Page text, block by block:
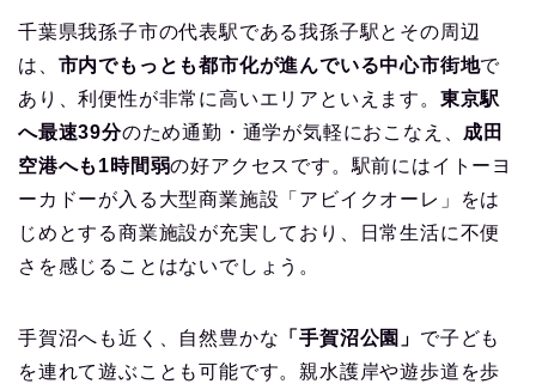
千葉県我孫子市の代表駅である我孫子駅とその周辺
は、 市内でもっとも都市化が進んでいる中心市街地で
あり、利便性が非常に高いエリアといえます。 東京駅
へ最速39分のため通勤・通学が気軽におこなえ、 成田
空港へも1時間弱の好アクセスです。駅前にはイトーヨ
ーカドーが入る大型商業施設「アビイクオーレ」をは
じめとする商業施設が充実しており、日常生活に不便
さを感じることはないでしょう。
手賀沼へも近く、自然豊かな 「手賀沼公園」 で子ども
を連れて遊ぶことも可能です。親水護岸や遊歩道を歩